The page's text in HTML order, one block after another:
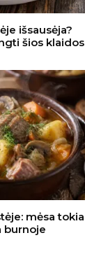
išsausėja?
šios klaidos
mėsa tokia
burnoje